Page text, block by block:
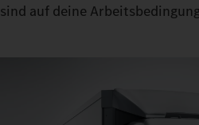
sind auf deine